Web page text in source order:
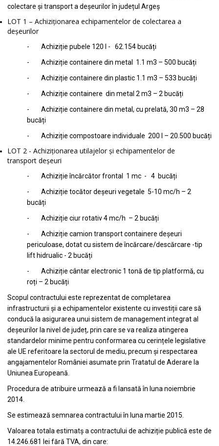
colectare și transport a deșeurilor în județul Argeș
LOT 1 – Achiziționarea echipamentelor de colectarea a
deșeurilor
- Achiziție pubele 120 l - 62.154 bucăți
- Achiziție containere din metal 1.1 m3 – 500 bucăți
- Achiziție containere din plastic 1.1 m3 – 533 bucăți
- Achiziție containere din metal 2 m3 – 2 bucăți
- Achiziție containere din metal, cu prelată, 30 m3 – 28
bucăți
- Achiziție compostoare individuale 200 l – 20.500 bucăți
LOT 2 - Achiziționarea utilajelor și echipamentelor de
transport deșeuri
- Achiziție încărcător frontal 1 mc - 4 bucăți
- Achiziție tocător deșeuri vegetale 5-10 mc/h – 2
bucăți
- Achiziție ciur rotativ 4 mc/h – 2 bucăți
- Achiziție camion transport containere deșeuri
periculoase, dotat cu sistem de încărcare/descărcare -tip
lift hidrualic - 2 bucăți
- Achiziție cântar electronic 1 tonă de tip platformă, cu
roți – 2 bucăți
Scopul contractului este reprezentat de completarea
infrastructurii și a echipamentelor existente cu investiții care să
conducă la asigurarea unui sistem de management integrat al
deșeurilor la nivel de județ, prin care se va realiza atingerea
standardelor minime pentru conformarea cu cerințele legislative
ale UE referitoare la sectorul de mediu, precum și respectarea
angajamentelor României asumate prin Tratatul de Aderare la
Uniunea Europeană.
Procedura de atribuire urmează a fi lansată în luna noiembrie
2014.
Se estimează semnarea contractului în luna martie 2015.
Valoarea totala estimatș a contractului de achiziție publică este de
14.246.681 lei fără TVA, din care: